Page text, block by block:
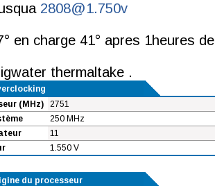
2808@1.750v
en charge 41° apres 1heures
thermaltake .
(MHz)
2751
250 MHz
11
1.550 V
du processeur